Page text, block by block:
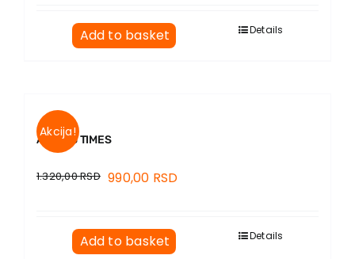
Add to basket Details
Akcija!
ANIKA’S TIMES
1.320,00RSD 990,00 RSD
Add to basket Details